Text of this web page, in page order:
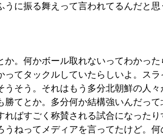
に振る舞えって言われてるんだと思
か。何かボール取れないってわかっ
ってタックルしていたらしいよ。ス
うそう。それはもう多分北朝鮮の人
勝てとか。多分何か結構強いんだっ
ばすごく称賛される試合になった
ねってメディアを言ってたけど。何